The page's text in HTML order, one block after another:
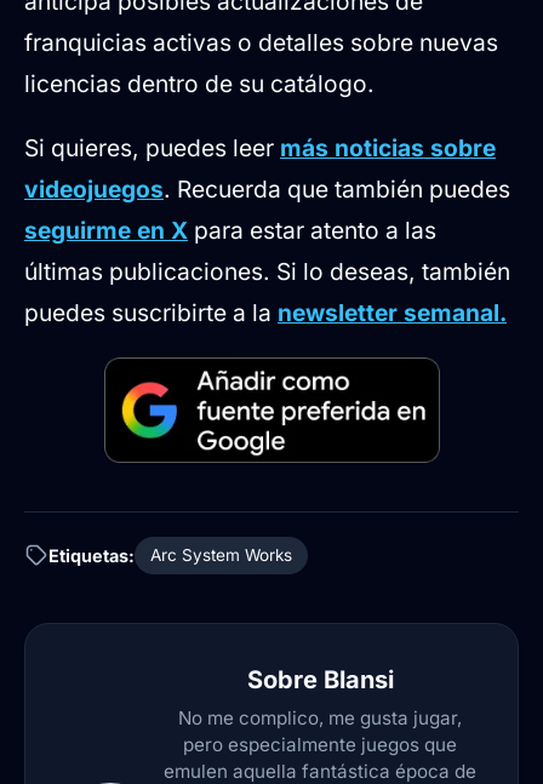
franquicias activas o detalles sobre nuevas
licencias dentro de su catálogo.
Si quieres, puedes leer más noticias sobre
videojuegos. Recuerda que también puedes
seguirme en X para estar atento a las
últimas publicaciones. Si lo deseas, también
puedes suscribirte a la newsletter semanal.
Etiquetas: Arc System Works
Sobre Blansi
No me complico, me gusta jugar,
pero especialmente juegos que
emulen aquella fantástica época de